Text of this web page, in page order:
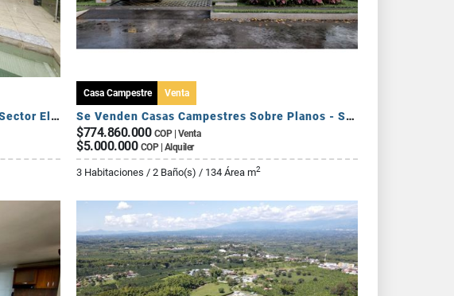
Se Vende Exclusiva Casa Campestre - Sector El Caimo
Casa Campestre Venta
Se Venden Casas Campestres Sobre Planos - Sector Circasia
$774.860.000 COP | Venta
$5.000.000 COP | Alquiler
3 Habitaciones / 2 Baño(s) / 134 Área m2